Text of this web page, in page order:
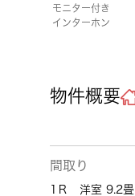
モニター付き
インターホン
物件概要
間取り
1Ｒ 洋室 9.2畳